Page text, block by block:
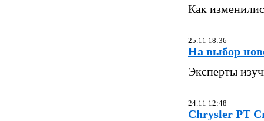
Как
25.11 18:36
На выбор
Эксперты
24.11 12:48
Chrysler PT